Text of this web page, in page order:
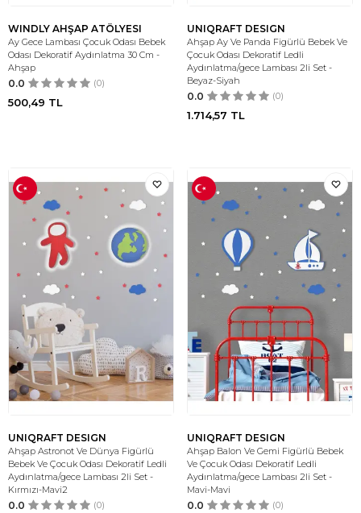
WINDLY AHŞAP ATÖLYESI
Ay Gece Lambası Çocuk Odası Bebek
Odası Dekoratif Aydınlatma 30 Cm -
Ahşap
0.0 (0)
500,49 TL
UNIQRAFT DESIGN
Ahşap Ay Ve Panda Figürlü Bebek Ve
Çocuk Odası Dekoratif Ledli
Aydınlatma/gece Lambası 2li Set -
Beyaz-Siyah
0.0 (0)
1.714,57 TL
UNIQRAFT DESIGN
Ahşap Astronot Ve Dünya Figürlü
Bebek Ve Çocuk Odası Dekoratif Ledli
Aydınlatma/gece Lambası 2li Set -
Kırmızı-Mavi2
0.0 (0)
UNIQRAFT DESIGN
Ahşap Balon Ve Gemi Figürlü Bebek
Ve Çocuk Odası Dekoratif Ledli
Aydınlatma/gece Lambası 2li Set -
Mavi-Mavi
0.0 (0)